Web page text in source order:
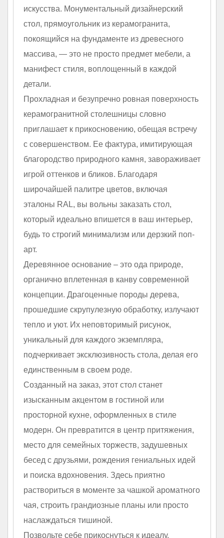
искусства. Монументальный дизайнерский
стол, прямоугольник из керамогранита,
покоящийся на фундаменте из древесного
массива, — это не просто предмет мебели, а
манифест стиля, воплощенный в каждой
детали.
Прохладная и безупречно ровная поверхность
керамогранитной столешницы словно
приглашает к прикосновению, обещая встречу
с совершенством. Ее фактура, имитирующая
благородство природного камня, завораживает
игрой оттенков и бликов. Благодаря
широчайшей палитре цветов, включая
эталоны RAL, вы вольны заказать стол,
который идеально впишется в ваш интерьер,
будь то строгий минимализм или дерзкий поп-
арт.
Деревянное основание – это ода природе,
органично вплетенная в канву современной
концепции. Драгоценные породы дерева,
прошедшие скрупулезную обработку, излучают
тепло и уют. Их неповторимый рисунок,
уникальный для каждого экземпляра,
подчеркивает эксклюзивность стола, делая его
единственным в своем роде.
Созданный на заказ, этот стол станет
изысканным акцентом в гостиной или
просторной кухне, оформленных в стиле
модерн. Он превратится в центр притяжения,
место для семейных торжеств, задушевных
бесед с друзьями, рождения гениальных идей
и поиска вдохновения. Здесь приятно
раствориться в моменте за чашкой ароматного
чая, строить грандиозные планы или просто
наслаждаться тишиной.
Позвольте себе прикоснуться к идеалу,